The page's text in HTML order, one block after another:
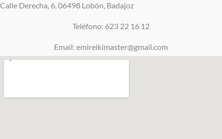
Calle Derecha, 6, 06498 Lobón, Badajoz
Teléfono: 623 22 16 12
Email: emireikimaster@gmail.com